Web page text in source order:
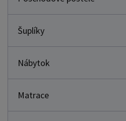
Šuplíky
Nábytok
Matrace